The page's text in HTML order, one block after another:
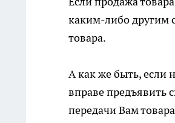
каким-либо другим
товара.
А как же быть, если
вправе предъявить
передачи Вам